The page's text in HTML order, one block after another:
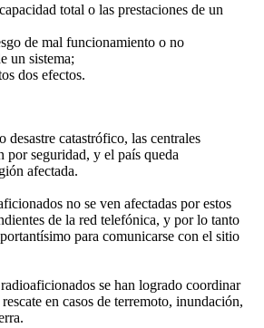
total o las prestaciones de un
de mal funcionamiento o no
un sistema;
dos efectos.
desastre catastrófico, las centrales
por seguridad, y el país queda
afectada.
no se ven afectadas por estos
de la red telefónica, y por lo tanto
para comunicarse con el sitio
se han logrado coordinar
en casos de terremoto, inundación,